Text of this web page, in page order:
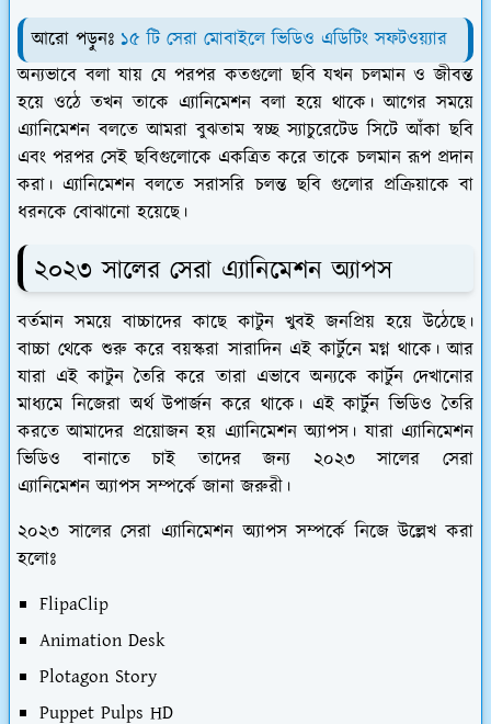
আরো পড়ুনঃ ১৫ টি সেরা মোবাইলে ভিডিও এডিটিং সফটওয়্যার
অন্যভাবে বলা যায় যে পরপর কতগুলো ছবি যখন চলমান ও জীবন্ত
হয়ে ওঠে তখন তাকে এ্যানিমেশন বলা হয়ে থাকে। আগের সময়ে
এ্যানিমেশন বলতে আমরা বুঝতাম স্বচ্ছ স্যাচুরেটেড সিটে আঁকা ছবি
এবং পরপর সেই ছবিগুলোকে একত্রিত করে তাকে চলমান রূপ প্রদান
করা। এ্যানিমেশন বলতে সরাসরি চলন্ত ছবি গুলোর প্রক্রিয়াকে বা
ধরনকে বোঝানো হয়েছে।
২০২৩ সালের সেরা এ্যানিমেশন অ্যাপস
বর্তমান সময়ে বাচ্চাদের কাছে কাটুন খুবই জনপ্রিয় হয়ে উঠেছে।
বাচ্চা থেকে শুরু করে বয়স্করা সারাদিন এই কার্টুনে মগ্ন থাকে। আর
যারা এই কাটুন তৈরি করে তারা এভাবে অন্যকে কার্টুন দেখানোর
মাধ্যমে নিজেরা অর্থ উপার্জন করে থাকে। এই কার্টুন ভিডিও তৈরি
করতে আমাদের প্রয়োজন হয় এ্যানিমেশন অ্যাপস। যারা এ্যানিমেশন
ভিডিও বানাতে চাই তাদের জন্য ২০২৩ সালের সেরা
এ্যানিমেশন অ্যাপস সম্পর্কে জানা জরুরী।
২০২৩ সালের সেরা এ্যানিমেশন অ্যাপস সম্পর্কে নিজে উল্লেখ করা
হলোঃ
FlipaClip
Animation Desk
Plotagon Story
Puppet Pulps HD